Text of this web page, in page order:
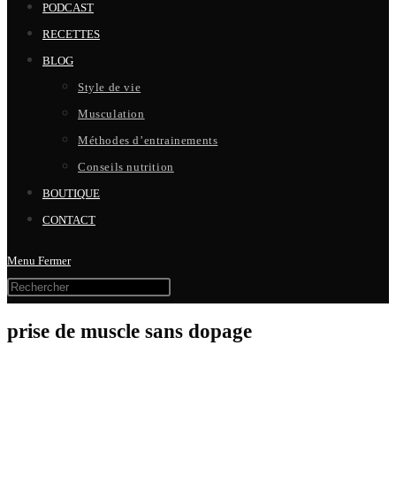
PODCAST
RECETTES
BLOG
Style de vie
Musculation
Méthodes d’entrainements
Conseils nutrition
BOUTIQUE
CONTACT
Menu Fermer
prise de muscle sans dopage